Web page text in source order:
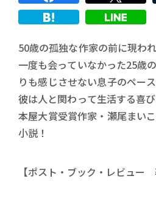
50歳の孤独な作家の前に現わ
一度も会っていなかった25歳
りも感じさせない息子のペー
彼は人と関わって生活する喜
本屋大賞受賞作家・瀬尾まい
小説！
【ポスト・ブック・レビュー